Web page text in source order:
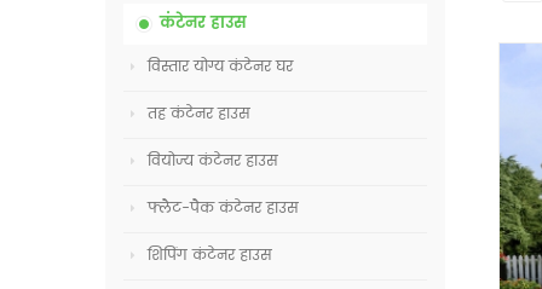
कंटेनर हाउस
विस्तार योग्य कंटेनर घर
तह कंटेनर हाउस
वियोज्य कंटेनर हाउस
फ्लैट-पैक कंटेनर हाउस
शिपिंग कंटेनर हाउस